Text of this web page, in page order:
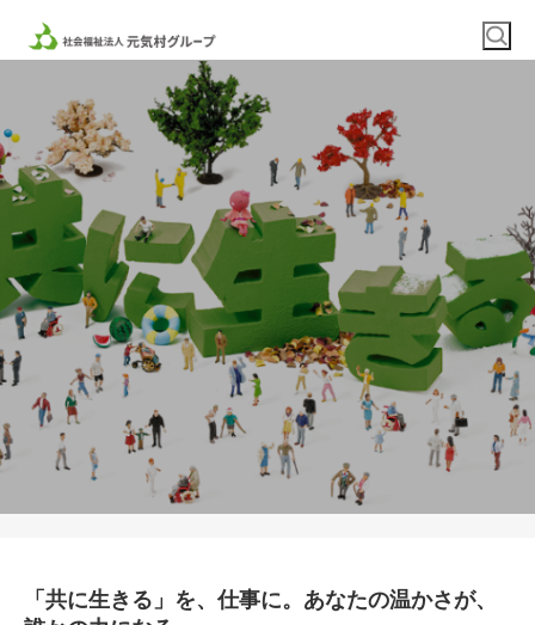
「共に生きる」を、仕事に。あなたの温かさが、